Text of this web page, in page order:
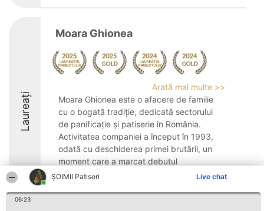
ȘOIMII Patiseri Live chat
06:23
Laureați
Moara Ghionea
Arată mai multe >>
Moara Ghionea este o afacere de familie
cu o bogată tradiție, dedicată sectorului
de panificație și patiserie în România.
Activitatea companiei a început în 1993,
odată cu deschiderea primei brutării, un
moment care a marcat debutul
producției ...
9